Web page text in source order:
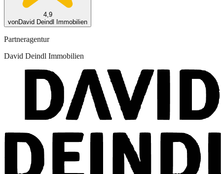
4,9
vonDavid Deindl Immobilien
Partneragentur
David Deindl Immobilien